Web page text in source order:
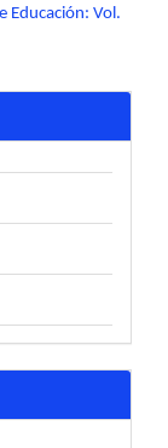
Educación: Vol.